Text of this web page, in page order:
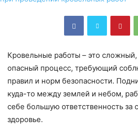
Кровельные работы – это
опасный процесс, требующий
правил и норм безопасности.
куда-то между землей и небом,
себе большую ответственность за
здоровье.